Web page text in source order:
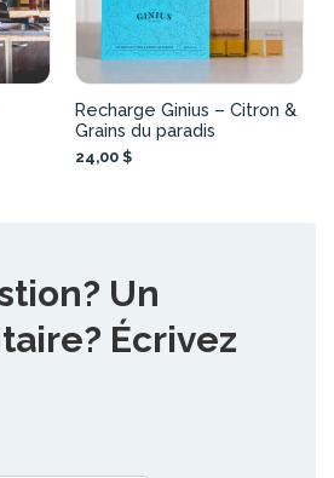
Recharge Ginius – Citron &
Grains du paradis
24,00 $
Un
Écrivez